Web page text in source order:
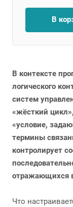
В
В контексте
логического
систем
«жёсткий
«условие,
термины
контролирует
отражающихся
Что